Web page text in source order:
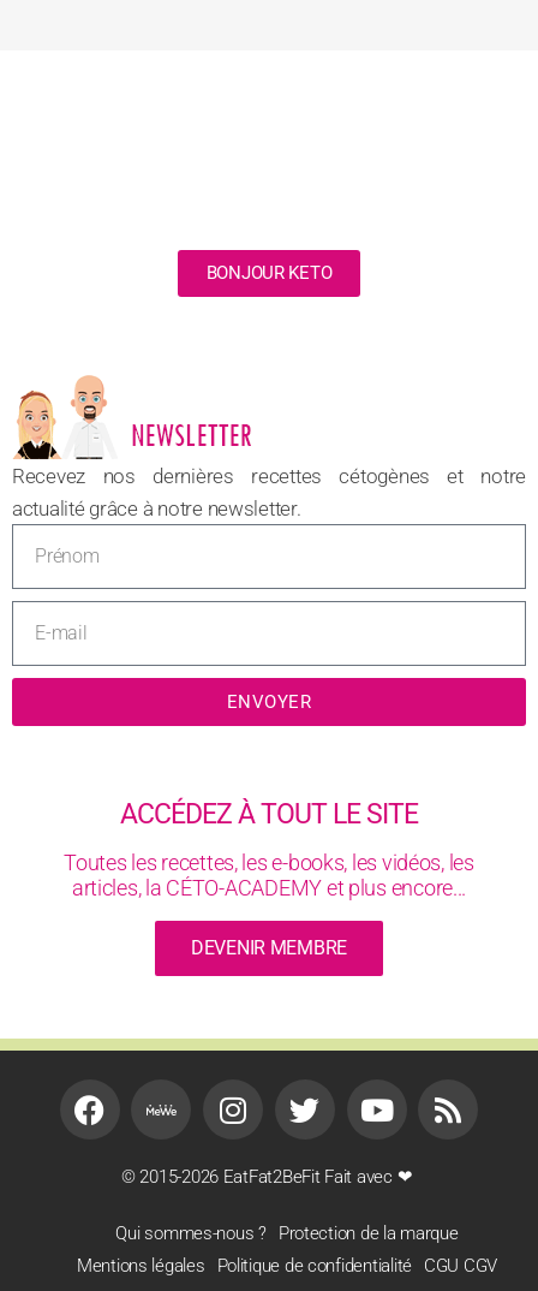
BONJOUR KETO
NOUVEAU
Recevez nos dernières recettes cétogènes et notre
actualité grâce à notre newsletter.
ENVOYER
ACCÉDEZ À TOUT LE SITE
Toutes les recettes, les e-books, les vidéos, les
articles, la CÉTO-ACADEMY et plus encore...
DEVENIR MEMBRE
© 2015-2026 EatFat2BeFit Fait avec ❤
Qui sommes-nous ?
Protection de la marque
Mentions légales
Politique de confidentialité CGU CGV